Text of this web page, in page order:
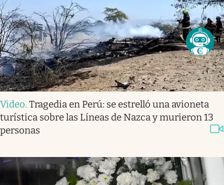
Video. Tragedia en Perú: se estrelló una avioneta
turística sobre las Líneas de Nazca y murieron 13
personas